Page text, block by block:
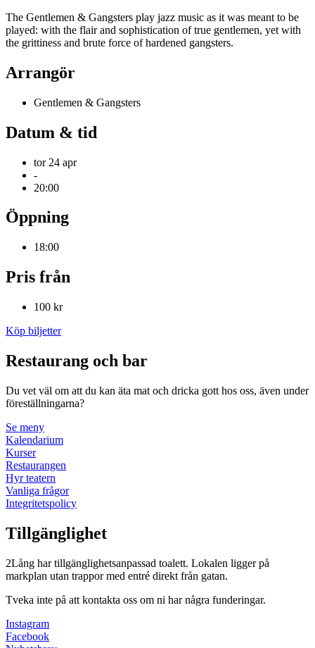
The Gentlemen & Gangsters play jazz music as it was meant to be
played: with the flair and sophistication of true gentlemen, yet with
the grittiness and brute force of hardened gangsters.
Arrangör
Gentlemen & Gangsters
Datum & tid
tor 24 apr
-
20:00
Öppning
18:00
Pris från
100 kr
Köp biljetter
Restaurang och bar
Du vet väl om att du kan äta mat och dricka gott hos oss, även under
föreställningarna?
Se meny
Kalendarium
Kurser
Restaurangen
Hyr teatern
Vanliga frågor
Integritetspolicy
Tillgänglighet
2Lång har tillgänglighetsanpassad toalett. Lokalen ligger på
markplan utan trappor med entré direkt från gatan.
Tveka inte på att kontakta oss om ni har några funderingar.
Instagram
Facebook